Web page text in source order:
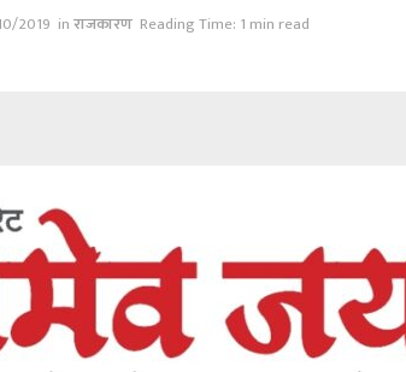
2019 inराजकारण Reading Time: 1 min read